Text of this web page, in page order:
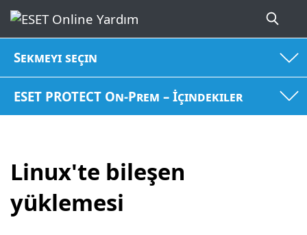
Sekmeyi seçin
ESET PROTECT On-Prem – İçindekiler
Linux'te bileşen
yüklemesi